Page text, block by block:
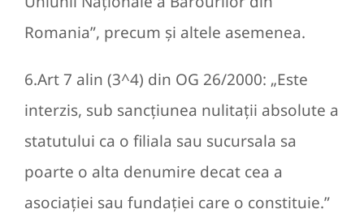
Romania”, precum şi altele asemenea.
6.Art 7 alin (3^4) din OG 26/2000: „Este
interzis, sub sancţiunea nulitaţii absolute a
statutului ca o filiala sau sucursala sa
poarte o alta denumire decat cea a
asociaţiei sau fundaţiei care o constituie.”